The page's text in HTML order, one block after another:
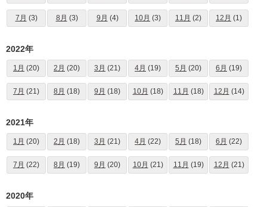
7月 (3) 8月 (3) 9月 (4) 10月 (3) 11月 (2) 12月 (1)
2022年
1月 (20) 2月 (20) 3月 (21) 4月 (19) 5月 (20) 6月 (19)
7月 (21) 8月 (18) 9月 (18) 10月 (18) 11月 (18) 12月 (14)
2021年
1月 (20) 2月 (18) 3月 (21) 4月 (22) 5月 (18) 6月 (22)
7月 (22) 8月 (19) 9月 (20) 10月 (21) 11月 (19) 12月 (21)
2020年